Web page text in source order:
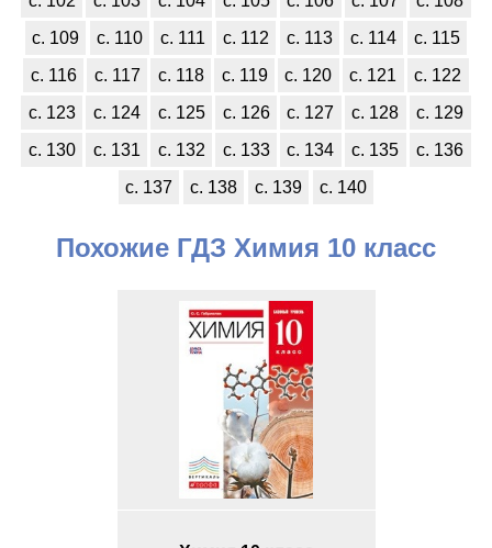
с. 109
с. 110 с. 111 с. 112 с. 113 с. 114
с. 115
с. 116
с. 117 с. 118 с. 119 с. 120 с. 121
с. 122
с. 123
с. 124 с. 125 с. 126 с. 127 с. 128
с. 129
с. 130
с. 131 с. 132 с. 133 с. 134 с. 135
с. 136
с. 137
с. 138 с. 139 с. 140
Похожие ГДЗ Химия 10 класс